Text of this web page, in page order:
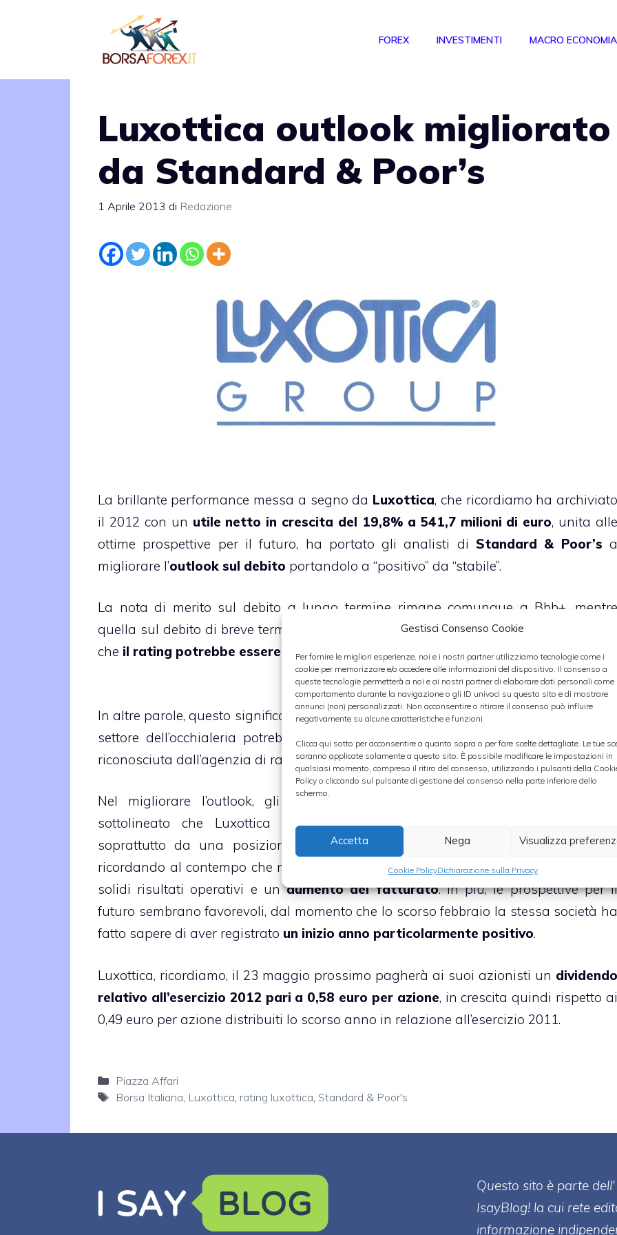
Gestisci Consenso Cookie
Per fornire le migliori esperienze, noi e i nostri partner utilizziamo tecnologie come i
cookie per memorizzare e/o accedere alle informazioni del dispositivo. Il consenso a
queste tecnologie permetterà a noi e ai nostri partner di elaborare dati personali come
comportamento durante la navigazione o gli ID univoci su questo sito e di mostrare
annunci (non) personalizzati. Non acconsentire o ritirare il consenso può influire
negativamente su alcune caratteristiche e funzioni.
Clicca qui sotto per acconsentire a quanto sopra o per fare scelte dettagliate. Le tue
saranno applicate solamente a questo sito. È possibile modificare le impostazioni in
qualsiasi momento, compreso il ritiro del consenso, utilizzando i pulsanti della
Policy o cliccando sul pulsante di gestione del consenso nella parte inferiore dello
schermo.
Accetta Nega Visualizza
Cookie PolicyDichiarazione sulla Privacy
FOREX INVESTIMENTI MACRO ECONOMIA
Luxottica outlook migliorato
da Standard & Poor’s
1 Aprile 2013 di Redazione
La brillante performance messa a segno da Luxottica, che ricordiamo ha archiviato
il 2012 con un utile netto in crescita del 19,8% a 541,7 milioni di euro, unita alle
ottime prospettive per il futuro, ha portato gli analisti diStandard & Poor’s a
migliorare l’outlook sul debito portandolo a “positivo” da “stabile”.
La nota di merito sul debito a lungo termine rimane comunque a Bbb+, mentre
quella sul debito di breve termine a A-2, tuttavia il cambio delle prospettive significa
che il rating potrebbe essere alzato nel breve termine
In altre parole, questo significa che nell’arco dei prossimi 12 mesi la società attiva nel
settore dell’occhialeria potrebbe ottenere la “A”, ovvero la nota di merito più alta
riconosciuta dall’agenzia di rating statunitense.
Nel migliorare l’outlook, gli analisti della banca d’affari statunitense hanno
sottolineato che Luxottica continua ad ottenere
soprattutto da una posizione competitiva e da tendenze industriali favorevoli,
ricordando al contempo che nel corso degli ultimi due anni la società ha realizzato
solidi risultati operativi e unaumento del fatturato. In più, le prospettive per
futuro sembrano favorevoli, dal momento che lo scorso febbraio la stessa società ha
fatto sapere di aver registrato un inizio anno particolarmente positivo.
Luxottica, ricordiamo, il 23 maggio prossimo pagherà ai suoi azionisti un dividendo
relativo all’esercizio 2012 pari a 0,58 euro per azione, in crescita quindi rispetto ai
0,49 euro per azione distribuiti lo scorso anno in relazione all’esercizio 2011.
Categorie
Piazza Affari
Tag
Borsa Italiana Luxottica rating luxottica Standard & Poor's
Questo sito è parte
IsayBlog! la cui rete
informazione